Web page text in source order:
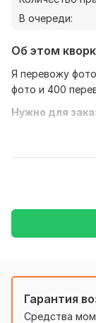
В очереди:
Об этом
Я перевожу фото
фото и 400
Нужно для
гаджетов МОТО
Гарантия
Средства